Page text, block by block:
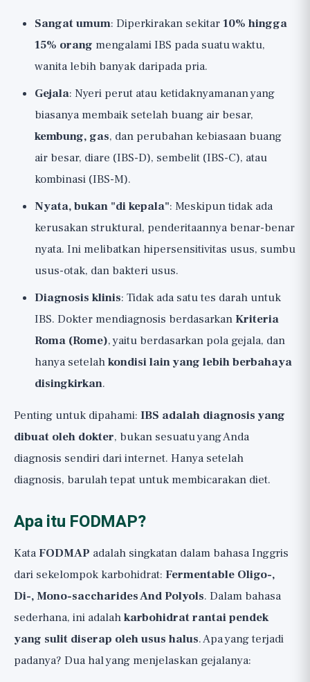
Sangat umum: Diperkirakan sekitar10% hingga
15% orang mengalami IBS pada suatu waktu,
wanita lebih banyak daripada pria.
Gejala: Nyeri perut atau ketidaknyamanan yang
biasanya membaik setelah buang air besar,
kembung, gas, dan perubahan kebiasaan buang
air besar, diare (IBS-D), sembelit (IBS-C), atau
kombinasi (IBS-M).
Nyata, bukan "di kepala": Meskipun tidak ada
kerusakan struktural, penderitaannya benar-benar
nyata. Ini melibatkan hipersensitivitas usus, sumbu
usus-otak, dan bakteri usus.
Diagnosis klinis: Tidak ada satu tes darah untuk
IBS. Dokter mendiagnosis berdasarkanKriteria
Roma (Rome), yaitu berdasarkan pola gejala, dan
hanya setelahkondisi lain yang lebih berbahaya
disingkirkan.
Penting untuk dipahami: IBS adalah diagnosis yang
dibuat oleh dokter, bukan sesuatu yang Anda
diagnosis sendiri dari internet. Hanya setelah
diagnosis, barulah tepat untuk membicarakan diet.
Apa itu FODMAP?
KataFODMAP adalah singkatan dalam bahasa Inggris
dari sekelompok karbohidrat: Fermentable Oligo-,
Di-, Mono-saccharides And Polyols. Dalam bahasa
sederhana, ini adalahkarbohidrat rantai pendek
yang sulit diserap oleh usus halus. Apa yang terjadi
padanya? Dua hal yang menjelaskan gejalanya: